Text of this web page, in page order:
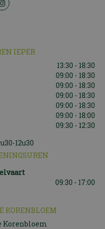
IEPER
13:30 - 18:30
09:00 - 18:30
09:00 - 18:30
09:00 - 18:30
09:00 - 18:30
09:00 - 18:00
09:30 - 12:30
12u30
09:30 - 17:00
KORENBLOEM
Korenbloem